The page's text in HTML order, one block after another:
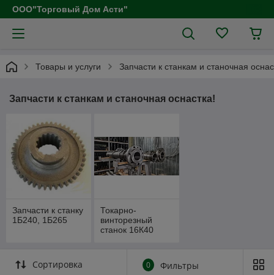
ООО"Торговый Дом Асти"
Товары и услуги Запчасти к станкам и станочная
Запчасти к станкам и станочная оснастка!
Запчасти к станку
1Б240, 1Б265
Токарно-
винторезный
станок 16К40
Сортировка 0 Фильтры